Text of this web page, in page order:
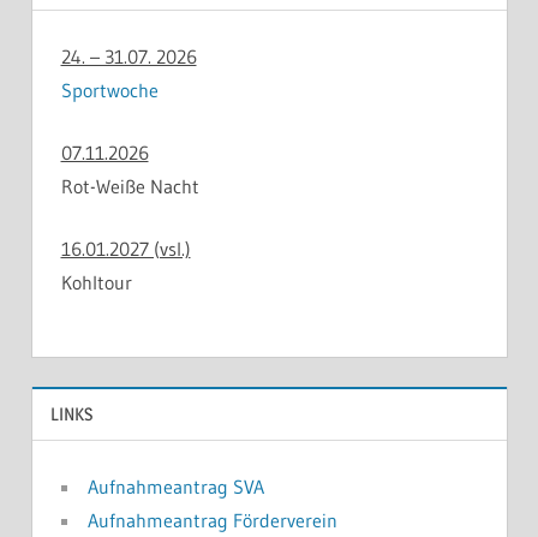
24. – 31.07. 2026
Sportwoche
07.11.2026
Rot-Weiße Nacht
16.01.2027 (vsl.)
Kohltour
LINKS
Aufnahmeantrag SVA
Aufnahmeantrag Förderverein